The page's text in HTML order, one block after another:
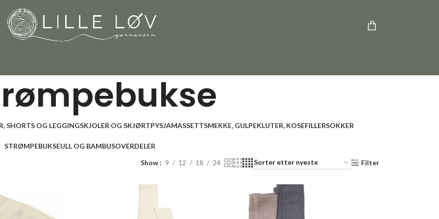
SHORTS OG LEGGINGSKJOLER OG SKJØRTPYSJAMASSETTSMEKKE, GULPEKLUTER, KOSEFILLERSOKKER
STRØMPEBUKSEULL OG BAMBUSOVERDELER
Show 9 12 18 24 Filter